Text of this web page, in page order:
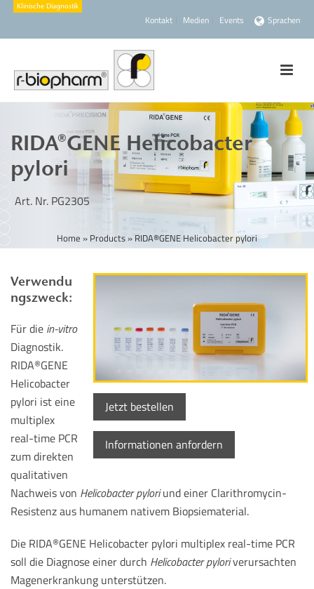
Kontakt Medien Events Sprachen
RIDA®GENE Helicobacter
pylori
Art. Nr. PG2305
Home » Products» RIDA®GENE Helicobacter pylori
Jetzt bestellen
Informationen anfordern
Verwendu
ngszweck:
Für die in-vitro
Diagnostik.
RIDA®GENE
Helicobacter
pylori ist eine
multiplex
real-time PCR
zum direkten
qualitativen
Nachweis von Helicobacter pyloriund einer Clarithromycin-
Resistenz aus humanem nativem Biopsiematerial.
Die RIDA®GENE Helicobacter pylori multiplex real-time PCR
soll die Diagnose einer durch Helicobacter pyloriverursachten
Magenerkrankung unterstützen.